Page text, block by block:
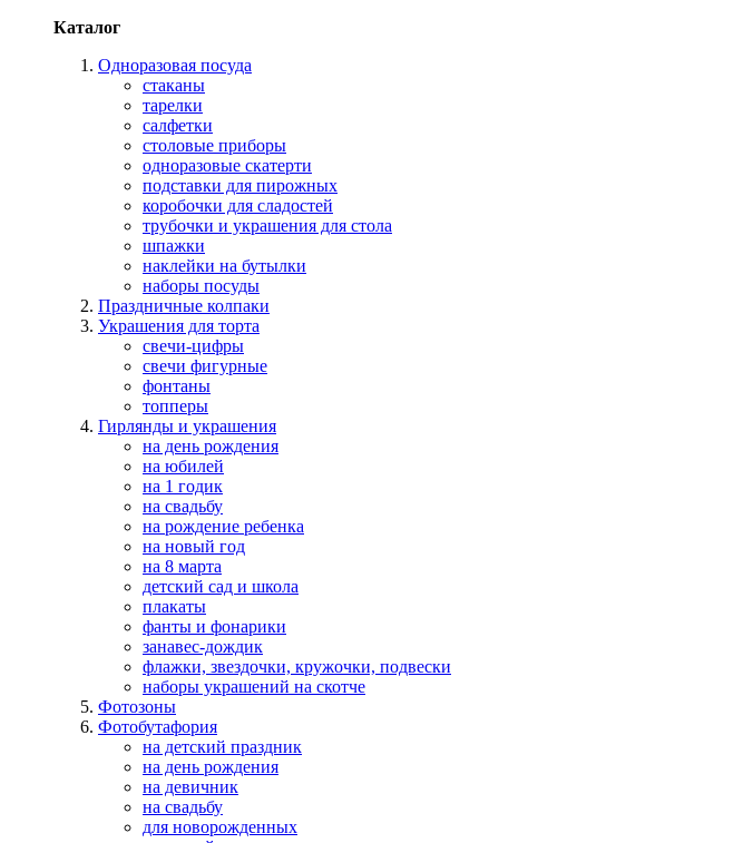
Каталог
Одноразовая посуда
стаканы
тарелки
салфетки
столовые приборы
одноразовые скатерти
подставки для пирожных
коробочки для сладостей
трубочки и украшения для стола
шпажки
наклейки на бутылки
наборы посуды
Праздничные колпаки
Украшения для торта
свечи-цифры
свечи фигурные
фонтаны
топперы
Гирлянды и украшения
на день рождения
на юбилей
на 1 годик
на свадьбу
на рождение ребенка
на новый год
на 8 марта
детский сад и школа
плакаты
фанты и фонарики
занавес-дождик
флажки, звездочки, кружочки, подвески
наборы украшений на скотче
Фотозоны
Фотобутафория
на детский праздник
на день рождения
на девичник
на свадьбу
для новорожденных